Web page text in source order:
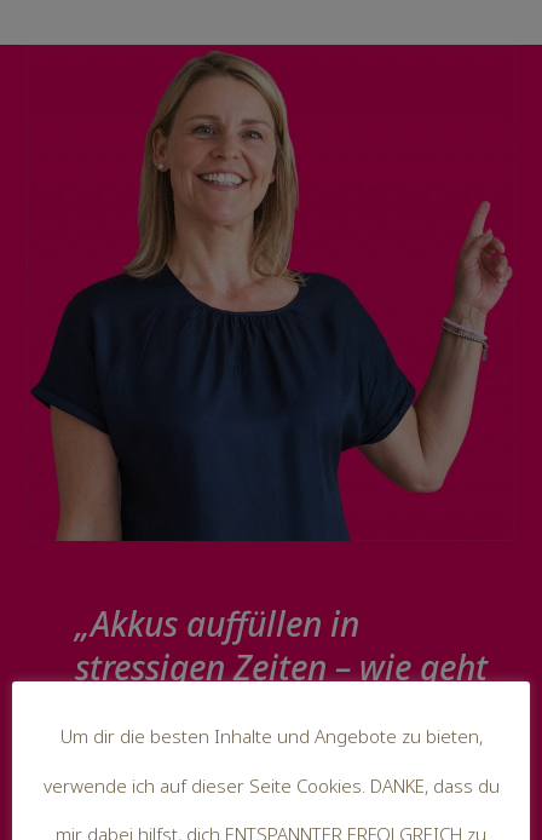
„Akkus auffüllen in
stressigen Zeiten – wie geht
Um dir die besten Inhalte und Angebote zu bieten,
verwende ich auf dieser Seite Cookies. DANKE, dass du
mir dabei hilfst, dich ENTSPANNTER ERFOLGREICH zu